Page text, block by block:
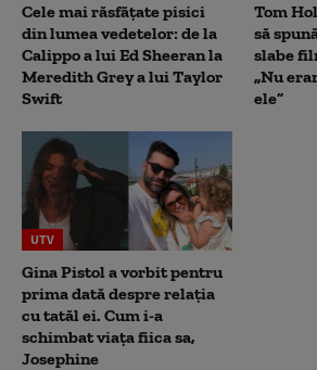
Cele mai răsfățate pisici
din lumea vedetelor: de la
Calippo a lui Ed Sheeran la
Meredith Grey a lui Taylor
Swift
Tom
să
slabe
„Nu
ele”
UTV
Gina Pistol a vorbit pentru
prima dată despre relația
cu tatăl ei. Cum i-a
schimbat viața fiica sa,
Josephine